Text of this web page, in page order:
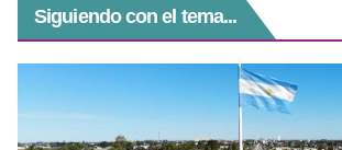
Siguiendo con el tema...